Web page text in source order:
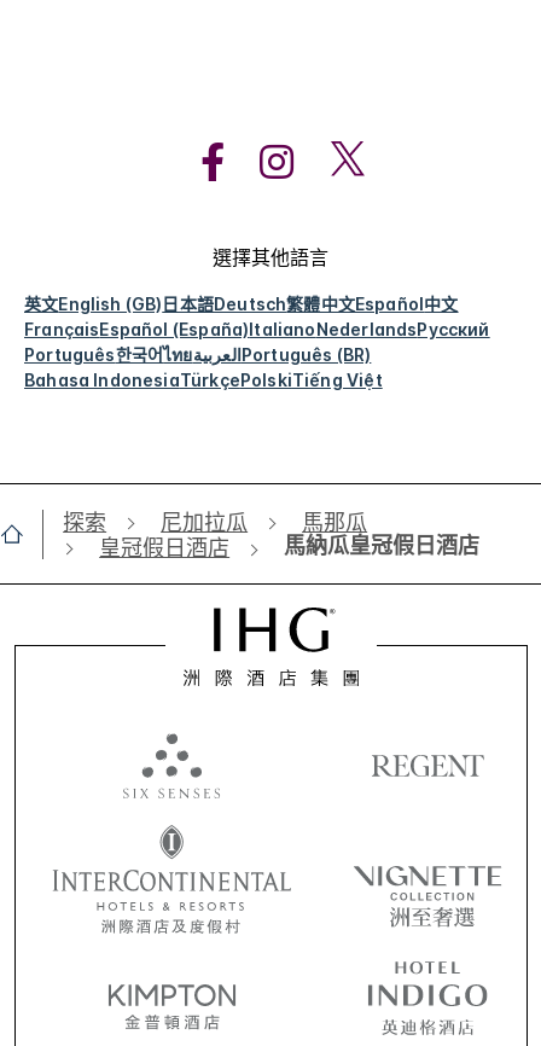
選擇其他語言
英文English (GB)日本語Deutsch繁體中文Español中文
FrançaisEspañol (España)ItalianoNederlandsРусский
Português한국어ไทยالعربيةPortuguês (BR)
Bahasa IndonesiaTürkçePolskiTiếng Việt
探索 尼加拉瓜
馬那瓜
皇冠假日酒店
馬納瓜皇冠假日酒店